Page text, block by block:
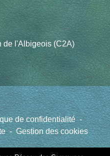
de l'Albigeois (C2A)
de confidentialité -
- Gestion des cookies